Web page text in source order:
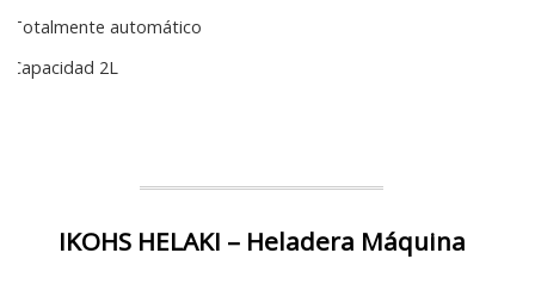
Totalmente automático
Capacidad 2L
IKOHS HELAKI – Heladera Máquina